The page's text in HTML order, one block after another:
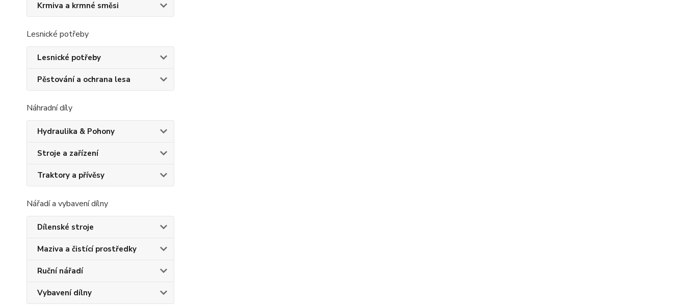
Krmiva a krmné směsi
Lesnické potřeby
Lesnické potřeby
Pěstování a ochrana lesa
Náhradní díly
Hydraulika & Pohony
Stroje a zařízení
Traktory a přívěsy
Nářadí a vybavení dílny
Dílenské stroje
Maziva a čistící prostředky
Ruční nářadí
Vybavení dílny